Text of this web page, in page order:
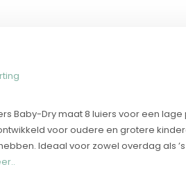
Baby-Dry maat 8 luiers voor een lage
voor oudere en grotere
Ideaal voor zowel overdag als